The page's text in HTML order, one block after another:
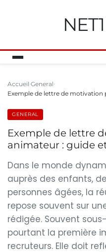
Accueil General
Exemple de lettre de motivation
GENERAL
Exemple de lettre
animateur : guide
Dans le monde
auprès des enfants,
personnes âgées, la
repose souvent sur
rédigée. Souvent
pourtant la première
recruteurs. Elle doit